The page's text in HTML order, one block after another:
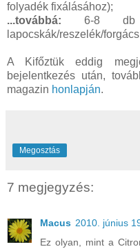
folyadék fixálásához);
...továbbá: 6-8 db
lapocskák/reszelék/
A Kifőztük eddig
bejelentkezés után,
magazin honlapján.
Megosztás
7 megjegyzés:
Macus 2010. június
Ez olyan, mint a